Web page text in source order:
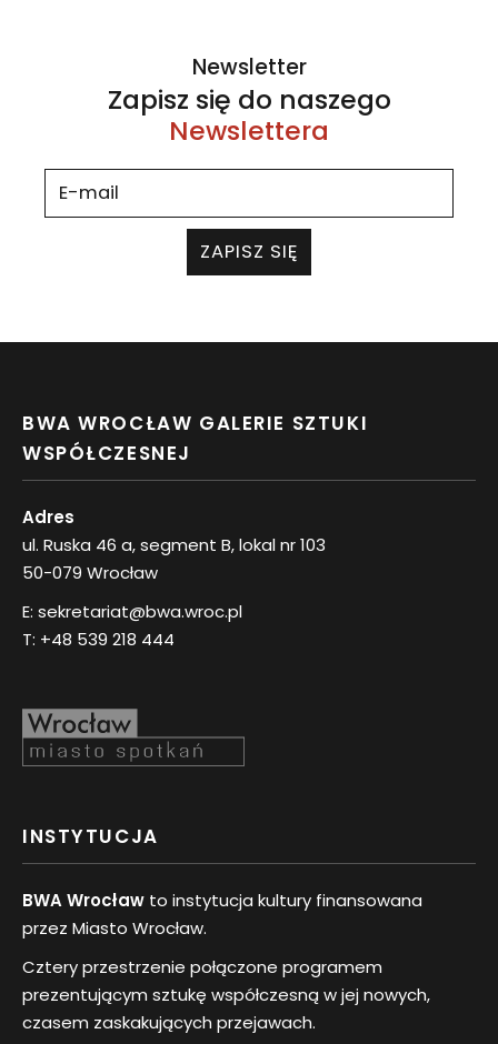
Newsletter
Zapisz się do naszego
Newslettera
ZAPISZ SIĘ
BWA WROCŁAW GALERIE SZTUKI
WSPÓŁCZESNEJ
Adres
ul. Ruska 46 a, segment B, lokal nr 103
50-079 Wrocław
E: sekretariat@bwa.wroc.pl
T: +48 539 218 444
INSTYTUCJA
BWA Wrocław to instytucja kultury finansowana
przez Miasto Wrocław.
Cztery przestrzenie połączone programem
prezentującym sztukę współczesną w jej nowych,
czasem zaskakujących przejawach.